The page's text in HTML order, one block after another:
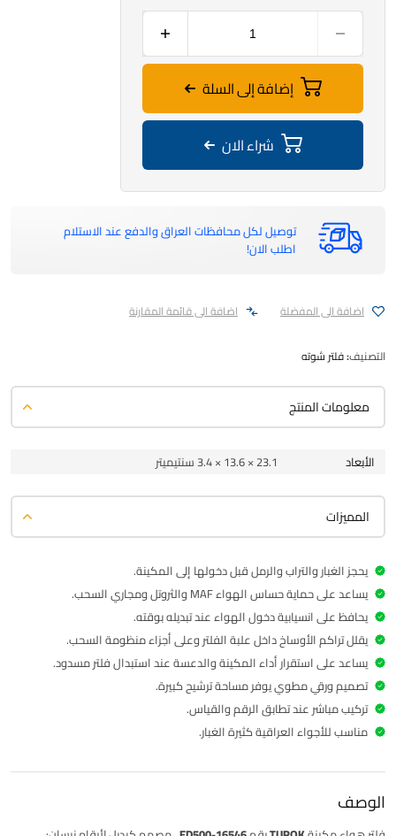
إضافة إلى السلة
شراء الان
توصيل لكل محافظات العراق والدفع عند الاستلام
اطلب الان!
اضافة الى المفضلة اضافة الى قائمة المقارنة
التصنيف:فلتر شوته
معلومات المنتج
الأبعاد 23.1 × 13.6 × 3.4 سنتيميتر
المميزات
يحجز الغبار والتراب والرمل قبل دخولها إلى المكينة.
يساعد على حماية حساس الهواء MAF والثروتل ومجاري السحب.
يحافظ على انسيابية دخول الهواء عند تبديله بوقته.
يقلل تراكم الأوساخ داخل علبة الفلتر وعلى أجزاء منظومة السحب.
يساعد على استقرار أداء المكينة والدعسة عند استبدال فلتر مسدود.
تصميم ورقي مطوي يوفر مساحة ترشيح كبيرة.
تركيب مباشر عند تطابق الرقم والقياس.
مناسب للأجواء العراقية كثيرة الغبار.
الوصف